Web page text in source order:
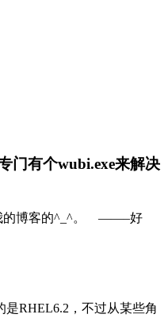
门有个wubi.exe来解决
我的博客的^_^。 ——–好
是RHEL6.2，不过从某些角